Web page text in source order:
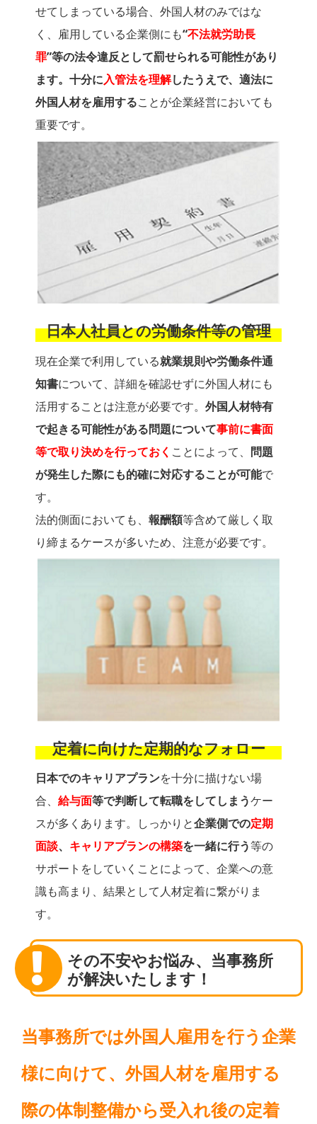
せてしまっている場合、外国人材のみではな
く、雇用している企業側にも“不法就労助長
罪”等の法令違反として罰せられる可能性があり
ます。十分に入管法を理解したうえで、適法に
外国人材を雇用することが企業経営においても
重要です。
日本人社員との労働条件等の管理
現在企業で利用している就業規則や労働条件通
知書について、詳細を確認せずに外国人材にも
活用することは注意が必要です。 外国人材特有
で起きる可能性がある問題について事前に書面
等で取り決めを行っておく ことによって、 問題
が発生した際にも的確に対応することが可能で
す。
法的側面においても、 報酬額等含めて厳しく取
り締まるケースが多いため、注意が必要です。
定着に向けた定期的なフォロー
日本でのキャリアプランを十分に描けない場
合、 給与面等で判断して転職をしてしまうケー
スが多くあります。しっかりと企業側での定期
面談、 キャリアプランの構築を一緒に行う等の
サポートをしていくことによって、企業への意
識も高まり、結果として人材定着に繋がりま
す。
その不安やお悩み、当事務所
が解決いたします！
当事務所では外国人雇用を行う企業
様に向けて、外国人材を雇用する
際の体制整備から受入れ後の定着